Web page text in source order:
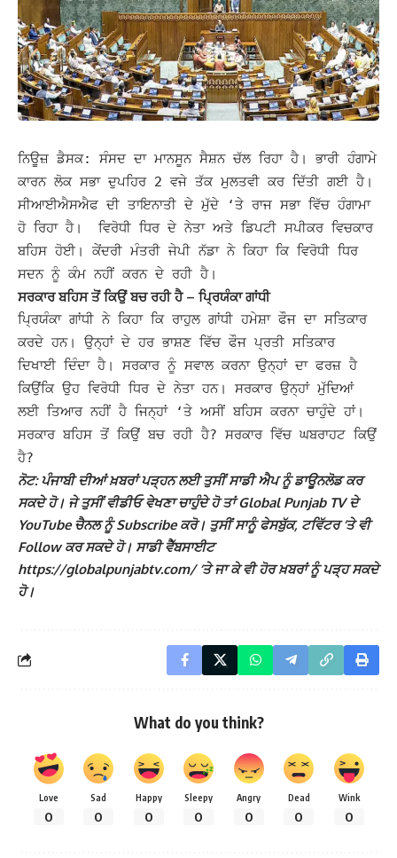
ਨਿਊਜ਼ ਡੈਸਕ: ਸੰਸਦ ਦਾ ਮਾਨਸੂਨ ਸੈਸ਼ਨ ਚੱਲ ਰਿਹਾ ਹੈ। ਭਾਰੀ ਹੰਗਾਮੇ
ਕਾਰਨ ਲੋਕ ਸਭਾ ਦੁਪਹਿਰ 2 ਵਜੇ ਤੱਕ ਮੁਲਤਵੀ ਕਰ ਦਿੱਤੀ ਗਈ ਹੈ।
ਸੀਆਈਐਸਐਫ ਦੀ ਤਾਇਨਾਤੀ ਦੇ ਮੁੱਦੇ ‘ਤੇ ਰਾਜ ਸਭਾ ਵਿੱਚ ਹੰਗਾਮਾ
ਹੋ ਰਿਹਾ ਹੈ।
ਵਿਰੋਧੀ ਧਿਰ ਦੇ ਨੇਤਾ ਅਤੇ ਡਿਪਟੀ ਸਪੀਕਰ ਵਿਚਕਾਰ
ਬਹਿਸ ਹੋਈ। ਕੇਂਦਰੀ ਮੰਤਰੀ ਜੇਪੀ ਨੱਡਾ ਨੇ ਕਿਹਾ ਕਿ ਵਿਰੋਧੀ ਧਿਰ
ਸਦਨ ਨੂੰ ਕੰਮ ਨਹੀਂ ਕਰਨ ਦੇ ਰਹੀ ਹੈ।
ਸਰਕਾਰ ਬਹਿਸ ਤੋਂ ਕਿਉਂ ਬਚ ਰਹੀ ਹੈ – ਪ੍ਰਿਯੰਕਾ ਗਾਂਧੀ
ਪ੍ਰਿਯੰਕਾ ਗਾਂਧੀ ਨੇ ਕਿਹਾ ਕਿ ਰਾਹੁਲ ਗਾਂਧੀ ਹਮੇਸ਼ਾ ਫੌਜ ਦਾ ਸਤਿਕਾਰ
ਕਰਦੇ ਹਨ। ਉਨ੍ਹਾਂ ਦੇ ਹਰ ਭਾਸ਼ਣ ਵਿੱਚ ਫੌਜ ਪ੍ਰਤੀ ਸਤਿਕਾਰ
ਦਿਖਾਈ ਦਿੰਦਾ ਹੈ। ਸਰਕਾਰ ਨੂੰ ਸਵਾਲ ਕਰਨਾ ਉਨ੍ਹਾਂ ਦਾ ਫਰਜ਼ ਹੈ
ਕਿਉਂਕਿ ਉਹ ਵਿਰੋਧੀ ਧਿਰ ਦੇ ਨੇਤਾ ਹਨ। ਸਰਕਾਰ ਉਨ੍ਹਾਂ ਮੁੱਦਿਆਂ
ਲਈ ਤਿਆਰ ਨਹੀਂ ਹੈ ਜਿਨ੍ਹਾਂ ‘ਤੇ ਅਸੀਂ ਬਹਿਸ ਕਰਨਾ ਚਾਹੁੰਦੇ ਹਾਂ।
ਸਰਕਾਰ ਬਹਿਸ ਤੋਂ ਕਿਉਂ ਬਚ ਰਹੀ ਹੈ? ਸਰਕਾਰ ਵਿੱਚ ਘਬਰਾਹਟ ਕਿਉਂ
ਹੈ?
ਨੋਟ: ਪੰਜਾਬੀ ਦੀਆਂ ਖ਼ਬਰਾਂ ਪੜ੍ਹਨ ਲਈ ਤੁਸੀਂ ਸਾਡੀ ਐਪ ਨੂੰ ਡਾਊਨਲੋਡ ਕਰ
ਸਕਦੇ ਹੋ। ਜੇ ਤੁਸੀਂ ਵੀਡੀਓ ਵੇਖਣਾ ਚਾਹੁੰਦੇ ਹੋ ਤਾਂ Global Punjab TV ਦੇ
YouTube ਚੈਨਲ ਨੂੰ Subscribe ਕਰੋ। ਤੁਸੀਂ ਸਾਨੂੰ ਫੇਸਬੁੱਕ, ਟਵਿੱਟਰ ‘ਤੇ ਵੀ
Follow ਕਰ ਸਕਦੇ ਹੋ। ਸਾਡੀ ਵੈੱਬਸਾਈਟ
https://globalpunjabtv.com/ ‘ਤੇ ਜਾ ਕੇ ਵੀ ਹੋਰ ਖ਼ਬਰਾਂ ਨੂੰ ਪੜ੍ਹ ਸਕਦੇ
ਹੋ।
What do you think?
Love
0
Sad
0
Happy
0
Sleepy
0
Angry
0
Dead
0
Wink
0